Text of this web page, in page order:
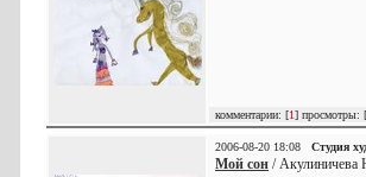
комментарии: [1] просмотры: [
2006-08-20 18:08 Студия
Мой сон / Акулиничева